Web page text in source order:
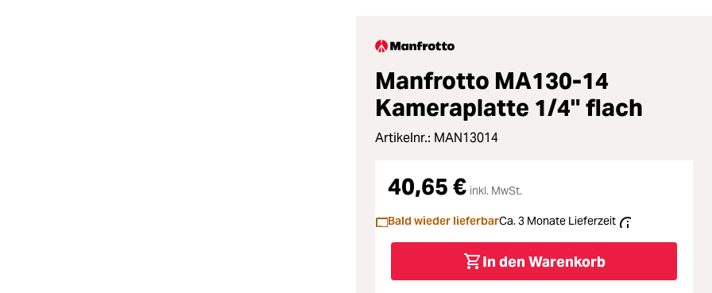
Manfrotto MA130-14
Kameraplatte 1/4" flach
Artikelnr.: MAN13014
40,65 € inkl. MwSt.
Bald wieder lieferbarCa. 3 Monate Lieferzeit
In den Warenkorb